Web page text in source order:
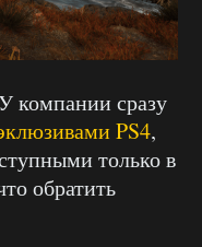
компании сразу
PS4,
только в
обратить